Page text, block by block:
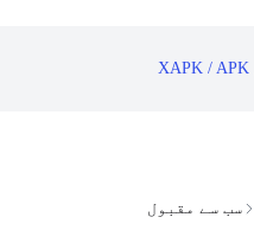
سب سے مقبول